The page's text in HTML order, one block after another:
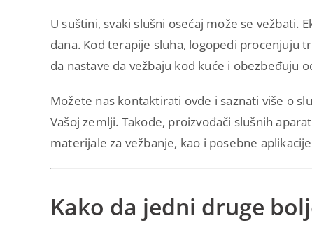
U suštini, svaki slušni osećaj može se vežbati.
dana. Kod terapije sluha, logopedi procenjuju
da nastave da vežbaju kod kuće i obezbeđuju
Možete nas kontaktirati ovde i saznati više o
Vašoj zemlji. Takođe, proizvođači slušnih
materijale za vežbanje, kao i posebne
Kako da jedni druge